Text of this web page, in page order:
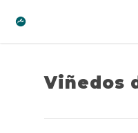
Viñedos